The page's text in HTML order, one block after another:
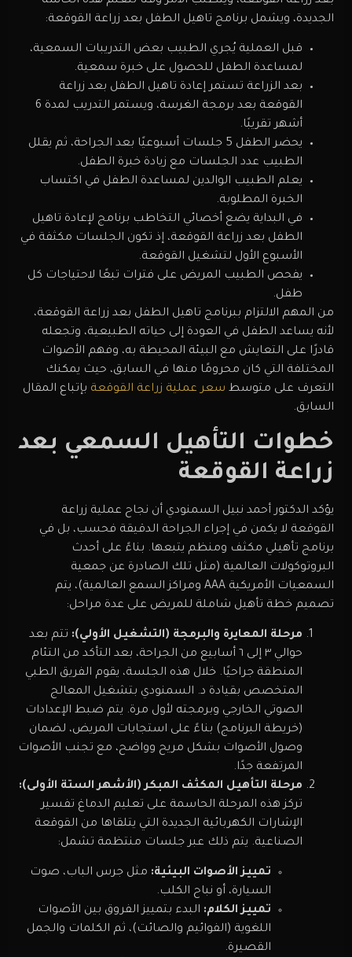
الجديدة، ويشمل برنامج تاهيل الطفل بعد زراعة القوقعة:
قبل العملية يُجري الطبيب بعض التدريبات السمعية،
لمساعدة الطفل للحصول على خبرة سمعية.
بعد الزراعة تستمر إعادة تاهيل الطفل بعد زراعة
القوقعة بعد برمجة الغرسة، ويستمر التدريب لمدة 6
أشهر تقريبًا.
يحضر الطفل 5 جلسات أسبوعيًا بعد الجراحة، ثم يقلل
الطبيب عدد الجلسات مع زيادة خبرة الطفل.
يعلم الطبيب الوالدين لمساعدة الطفل في اكتساب
الخبرة المطلوبة.
في البداية يضع أخصائي التخاطب برنامج لإعادة تاهيل
الطفل بعد زراعة القوقعة، إذ تكون الجلسات مكثفة في
الأسبوع الأول لتشغيل القوقعة.
يفحص الطبيب المريض على فترات تبعًا لاحتياجات كل
طفل.
من المهم الالتزام ببرنامج تاهيل الطفل بعد زراعة القوقعة،
لأنه يساعد الطفل في العودة إلى حياته الطبيعية، وتجعله
قادرًا على التعايش مع البيئة المحيطة به، وفهم الأصوات
المختلفة التي كان محرومًا منها في السابق، حيث يمكنك
التعرف على متوسط سعر عملية زراعة القوقعة بإتباع المقال
السابق.
خطوات التأهيل السمعي بعد
زراعة القوقعة
يؤكد الدكتور أحمد نبيل السمنودي أن نجاح عملية زراعة
القوقعة لا يكمن في إجراء الجراحة الدقيقة فحسب، بل في
برنامج تأهيلي مكثف ومنظم يتبعها. بناءً على أحدث
البروتوكولات العالمية (مثل تلك الصادرة عن جمعية
السمعيات الأمريكية AAA ومراكز السمع العالمية)، يتم
تصميم خطة تأهيل شاملة للمريض على عدة مراحل:
مرحلة المعايرة والبرمجة (التشغيل الأولي): تتم بعد
حوالي ٣ إلى ٦ أسابيع من الجراحة، بعد التأكد من التئام
المنطقة جراحيًا. خلال هذه الجلسة، يقوم الفريق الطبي
المتخصص بقيادة د. السمنودي بتشغيل المعالج
الصوتي الخارجي وبرمجته لأول مرة. يتم ضبط الإعدادات
(خريطة البرنامج) بناءً على استجابات المريض، لضمان
وصول الأصوات بشكل مريح وواضح، مع تجنب الأصوات
المرتفعة جدًا.
مرحلة التأهيل المكثف المبكر (الأشهر الستة الأولى):
تركز هذه المرحلة الحاسمة على تعليم الدماغ تفسير
الإشارات الكهربائية الجديدة التي يتلقاها من القوقعة
الصناعية. يتم ذلك عبر جلسات منتظمة تشمل:
تمييز الأصوات البيئية: مثل جرس الباب، صوت
السيارة، أو نباح الكلب.
تمييز الكلام: البدء بتمييز الفروق بين الأصوات
اللغوية (الفوائيم والصائت)، ثم الكلمات والجمل
القصيرة.